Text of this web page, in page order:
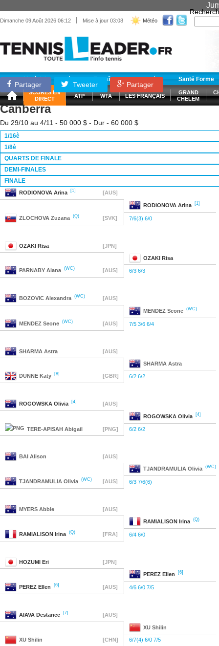
Dimanche 09 Août 2026 06:12 | Mise à jour 03:08 Météo
Matériel Entraînement Santé Forme
SCORES EN
DIRECT
ATP WTA LES FRANÇAIS
GRAND
CHELEM
Partager Tweeter Partager
Canberra
Du 29/10 au 4/11 - 50 000 $ - Dur - 60 000 $
1/16è
1/8è
QUARTS DE FINALE
DEMI-FINALES
FINALE
RODIONOVA Arina [1] [AUS]
RODIONOVA Arina [1]
ZLOCHOVA Zuzana (Q) [SVK] 7/6(3) 6/0
OZAKI Risa [JPN]
OZAKI Risa
PARNABY Alana (WC) [AUS] 6/3 6/3
BOZOVIC Alexandra (WC) [AUS]
MENDEZ Seone (WC)
MENDEZ Seone (WC) [AUS] 7/5 3/6 6/4
SHARMA Astra [AUS]
SHARMA Astra
DUNNE Katy [8] [GBR] 6/2 6/2
ROGOWSKA Olivia [4] [AUS]
ROGOWSKA Olivia [4]
TERE-APISAH Abigail [PNG] 6/2 6/2
BAI Alison [AUS]
TJANDRAMULIA Olivia (WC)
TJANDRAMULIA Olivia (WC) [AUS] 6/3 7/6(6)
MYERS Abbie [AUS]
RAMIALISON Irina (Q)
RAMIALISON Irina (Q) [FRA] 6/4 6/0
HOZUMI Eri [JPN]
PEREZ Ellen [6]
PEREZ Ellen [6] [AUS] 4/6 6/0 7/5
AIAVA Destanee [7] [AUS]
XU Shilin
XU Shilin [CHN] 6/7(4) 6/0 7/5